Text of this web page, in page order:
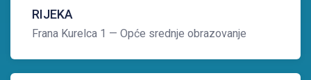
RIJEKA
Frana Kurelca 1 — Opće srednje obrazovanje